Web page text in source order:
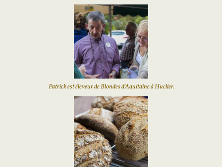
Patrick est éleveur de Blondes d’Aquitaine à Huclier.